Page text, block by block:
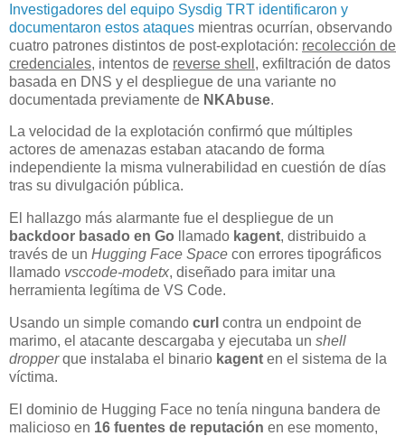
Investigadores del equipo Sysdig TRT identificaron y
documentaron estos ataques mientras ocurrían, observando
cuatro patrones distintos de post-explotación: recolección de
credenciales, intentos de reverse shell , exfiltración de datos
basada en DNS y el despliegue de una variante no
documentada previamente de NKAbuse.
La velocidad de la explotación confirmó que múltiples
actores de amenazas estaban atacando de forma
independiente la misma vulnerabilidad en cuestión de días
tras su divulgación pública.
El hallazgo más alarmante fue el despliegue de un
backdoor basado en Go llamado kagent, distribuido a
través de un Hugging Face Space con errores tipográficos
llamado vsccode-modetx, diseñado para imitar una
herramienta legítima de VS Code.
Usando un simple comando curl contra un endpoint de
marimo, el atacante descargaba y ejecutaba un shell
dropperque instalaba el binario kagent en el sistema de la
víctima.
El dominio de Hugging Face no tenía ninguna bandera de
malicioso en 16 fuentes de reputación en ese momento,